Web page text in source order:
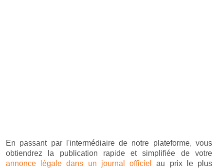
En passant par l'intermédiaire de notre plateforme, vous
obtiendrez la publication rapide et simplifiée de votre
annonce légale dans un journal officiel
au prix le plus